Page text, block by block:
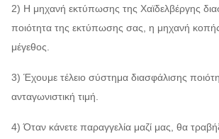
2) Η μηχανή εκτύπωσης της Χαϊδελβέργης
ποιότητα της εκτύπωσης σας, η μηχανή κοπής
μέγεθος.
3) Έχουμε τέλειο σύστημα διασφάλισης
ανταγωνιστική τιμή.
4) Όταν κάνετε παραγγελία μαζί μας, θα